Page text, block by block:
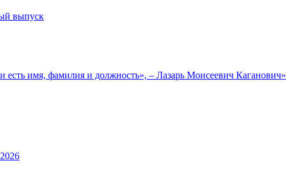
выпуск
имя, фамилия и должность», – Лазарь Моисеевич Каганович»